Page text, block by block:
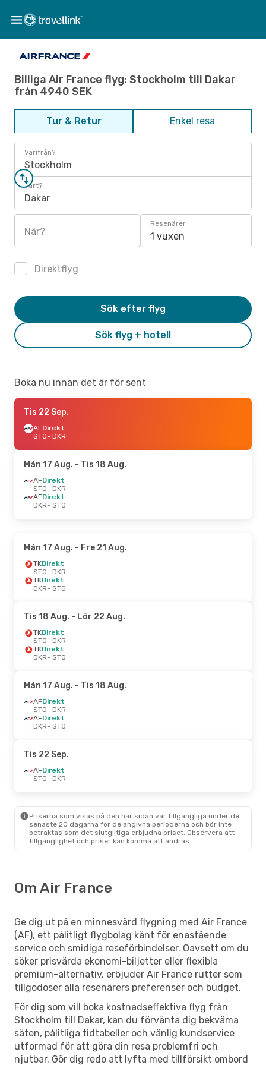
Billiga Air France flyg: Stockholm till Dakar
från 4940 SEK
Tur & Retur Enkel resa
Varifrån?
Stockholm
Vart?
Dakar
När?
Resenärer
1 vuxen
Direktflyg
Sök flyg + hotell
Sök efter flyg
Boka nu innan det är för sent
Tis 22 Sep.
AFDirekt
STO- DKR
Mån 17 Aug. - Tis 18 Aug.
AFDirekt
STO- DKR
AFDirekt
DKR- STO
Mån 17 Aug. - Fre 21 Aug.
TKDirekt
STO- DKR
TKDirekt
DKR- STO
Tis 18 Aug. - Lör 22 Aug.
TKDirekt
STO- DKR
TKDirekt
DKR- STO
Mån 17 Aug. - Tis 18 Aug.
AFDirekt
STO- DKR
AFDirekt
DKR- STO
Tis 22 Sep.
AFDirekt
STO- DKR
Priserna som visas på den här sidan var tillgängliga under de
senaste 20 dagarna för de angivna perioderna och bör inte
betraktas som det slutgiltiga erbjudna priset. Observera att
tillgänglighet och priser kan komma att ändras.
Om Air France
Ge dig ut på en minnesvärd flygning med Air France
(AF), ett pålitligt flygbolag känt för enastående
service och smidiga reseförbindelser. Oavsett om du
söker prisvärda ekonomi-biljetter eller flexibla
premium-alternativ, erbjuder Air France rutter som
tillgodoser alla resenärers preferenser och budget.
För dig som vill boka kostnadseffektiva flyg från
Stockholm till Dakar, kan du förvänta dig bekväma
säten, pålitliga tidtabeller och vänlig kundservice
utformad för att göra din resa problemfri och
njutbar. Gör dig redo att lyfta med tillförsikt ombord